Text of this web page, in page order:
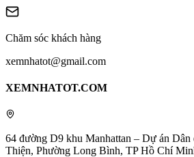
Chăm sóc khách hàng
xemnhatot@gmail.com
XEMNHATOT.COM
64 đường D9 khu Manhattan – Dự án
Thiện, Phường Long Bình, TP Hồ Chí